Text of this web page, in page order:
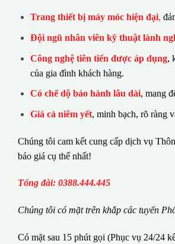
Trang thiết bị máy móc hiện đại,
Đội ngũ nhân viên kỹ thuật lành
Công nghệ tiên tiến được áp dụng,
của gia đình khách hàng.
Có chế dộ bảo hành lâu dài, mang
Giá cả niêm yết, minh bạch, rõ ràng
Chúng tôi cam kết cung cấp dịch vụ
báo giá cụ thể nhất!
Tổng đài: 0388.444.445
Chúng tôi có mặt trên khắp các tuyến Ph
Có mặt sau 15 phút gọi (Phục vụ 24/24